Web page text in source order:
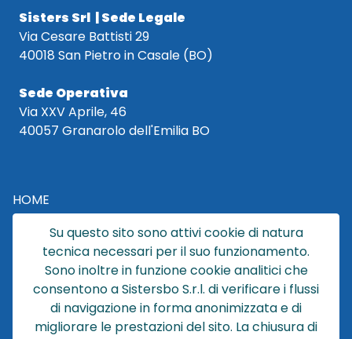
Sisters Srl | Sede Legale
Via Cesare Battisti 29
40018 San Pietro in Casale (BO)
Sede Operativa
Via XXV Aprile, 46
40057 Granarolo dell'Emilia BO
HOME
CATALOGO
CHI SIAMO
NEWS
CONTATTACI
CONDIZIONI DI VENDITA
POLICY PRIVACY
Su questo sito sono attivi cookie di natura
tecnica necessari per il suo funzionamento.
Sono inoltre in funzione cookie analitici che
consentono a Sistersbo S.r.l. di verificare i flussi
di navigazione in forma anonimizzata e di
migliorare le prestazioni del sito. La chiusura di